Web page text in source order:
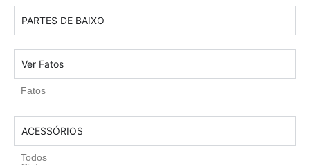
PARTES DE BAIXO
Ver Fatos
Fatos
ACESSÓRIOS
Todos